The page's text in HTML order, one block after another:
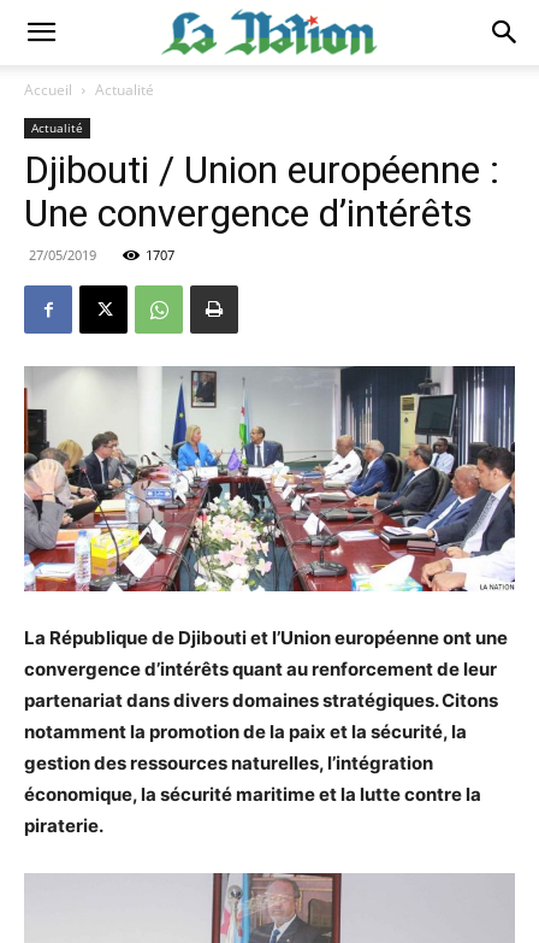
Accueil Actualité
Actualité
Djibouti / Union européenne :
Une convergence d’intérêts
27/05/2019 1707
La République de Djibouti et l’Union européenne ont une
convergence d’intérêts quant au renforcement de leur
partenariat dans divers domaines stratégiques. Citons
notamment la promotion de la paix et la sécurité, la
gestion des ressources naturelles, l’intégration
économique, la sécurité maritime et la lutte contre la
piraterie.